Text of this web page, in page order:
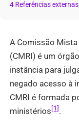
4 Referências externas
A Comissão
(CMRI) é um
instância para
negado acesso à
CMRI é formada
ministérios[1].